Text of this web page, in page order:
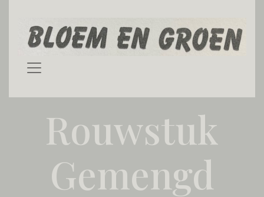
Rouwstuk
Gemengd